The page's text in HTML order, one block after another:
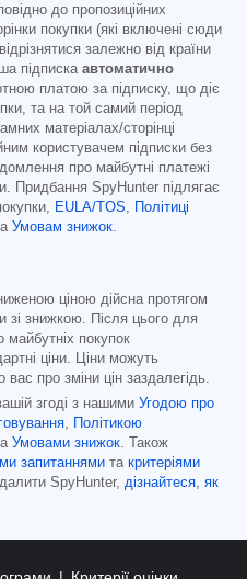
до пропозиційних
покупки (які включені сюди
залежно від країни
підписка автоматично
платою за підписку, що діє
та на той самий період
матеріалах/сторінці
користувачем підписки без
про майбутні платежі
Придбання SpyHunter підлягає
EULA/TOS,
Політиці
Умовам знижок.
ціною дійсна протягом
зі знижкою. Після цього для
майбутніх покупок
ціни. Ціни можуть
про зміни цін заздалегідь.
згоді з нашими Угодою про
,
Політикою
Умовами знижок. Також
запитаннями та критеріями
SpyHunter, дізнайтеся, як